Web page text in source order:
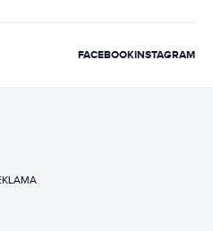
FACEBOOKINSTAGRAM